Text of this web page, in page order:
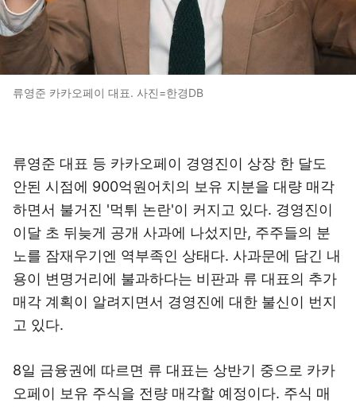
류영준 카카오페이 대표. 사진=한경DB
류영준 대표 등 카카오페이 경영진이 상장 한 달도
안된 시점에 900억원어치의 보유 지분을 대량 매각
하면서 불거진 '먹튀 논란'이 커지고 있다. 경영진이
이달 초 뒤늦게 공개 사과에 나섰지만, 주주들의 분
노를 잠재우기엔 역부족인 상태다. 사과문에 담긴 내
용이 변명거리에 불과하다는 비판과 류 대표의 추가
매각 계획이 알려지면서 경영진에 대한 불신이 번지
고 있다.
8일 금융권에 따르면 류 대표는 상반기 중으로 카카
오페이 보유 주식을 전량 매각할 예정이다. 주식 매